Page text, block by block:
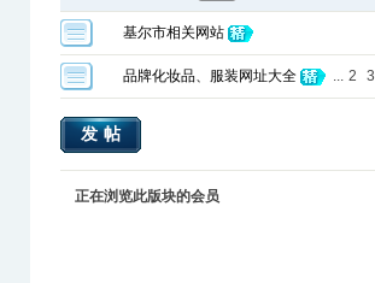
基尔市相关网站
品牌化妆品、服装网址大全 ... 2 3
发帖
正在浏览此版块的会员